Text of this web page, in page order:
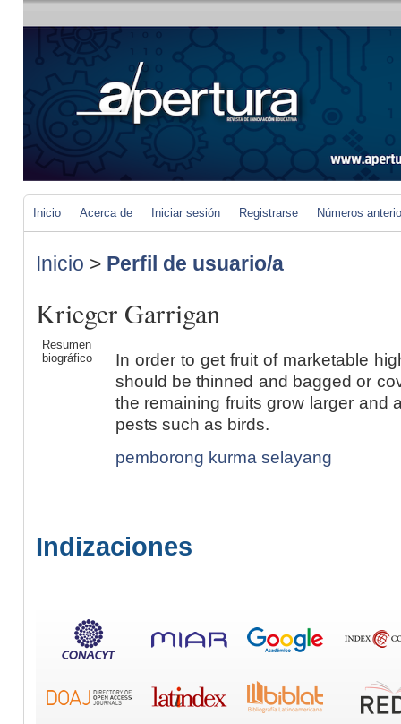
Inicio Acerca de Iniciar sesión Registrarse Números
Inicio > Perfil de usuario/a
Krieger Garrigan
Resumen
biográfico
In order to get fruit of marketable
should be thinned and bagged or
the remaining fruits grow larger and
pests such as birds.
pemborong kurma selayang
Indizaciones